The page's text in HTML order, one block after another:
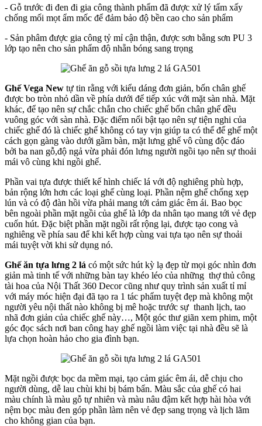
- Gỗ trước đi đen đi gia công thành phẩm đã được xử lý tẩm xấy
chống mối mọt ẩm mốc để đảm bảo độ bền cao cho sản phẩm
- Sản phâm được gia công tỷ mỉ cận thận, được sơn bằng sơn PU 3
lớp tạo nên cho sản phẩm độ nhẵn bóng sang trọng
Ghế Vega New tự tin rằng với kiểu dáng đơn giản, bốn chân ghế
được bo tròn nhỏ dần về phía dưới để tiếp xúc với mặt sàn nhà. Mặt
khác, để tạo nên sự chắc chắn cho chiếc ghế bốn chân ghế đều
vuông góc với sàn nhà. Đặc điểm nổi bật tạo nên sự tiện nghi của
chiếc ghế đó là chiếc ghế không có tay vịn giúp ta có thể để ghế một
cách gọn gàng vào dưới gầm bàn, mặt lưng ghế vô cùng độc đáo
bởi ba nan gỗ,độ ngả vừa phải đón lưng người ngồi tạo nên sự thoải
mái vô cùng khi ngồi ghế.
Phần vai tựa được thiết kế hình chiếc lá với độ nghiêng phù hợp,
bản rộng lớn hơn các loại ghế cùng loại. Phần nệm ghế chống xẹp
lún và có độ đàn hồi vừa phải mang tới cảm giác êm ái. Bao bọc
bên ngoài phần mặt ngồi của ghế là lớp da nhân tạo mang tới vẻ đẹp
cuốn hút. Đặc biệt phần mặt ngồi rất rộng lại, được tạo cong và
nghiêng về phía sau để khi kết hợp cùng vai tựa tạo nên sự thoải
mái tuyệt vời khi sử dụng nó.
Ghế ăn tựa lưng 2 lá có một sức hút kỳ lạ đẹp từ mọi góc nhìn đơn
giản mà tinh tế với những bàn tay khéo léo của những thợ thủ công
tài hoa của Nội Thất 360 Decor cũng như quy trình sản xuất tỉ mỉ
với máy móc hiện đại đã tạo ra 1 tác phẩm tuyệt đẹp mà không một
người yêu nội thất nào không bị mê hoặc trước sự thanh lịch, tao
nhã đơn giản của chiếc ghế này…, Một góc thư giãn xem phim, một
góc đọc sách nơi ban công hay ghế ngồi làm việc tại nhà đều sẽ là
lựa chọn hoàn hảo cho gia đình bạn.
Mặt ngồi được bọc da mềm mại, tạo cảm giác êm ái, dễ chịu cho
người dùng, dễ lau chùi khi bị bám bẩn. Màu sắc của ghế có hai
màu chính là màu gỗ tự nhiên và màu nâu đậm kết hợp hài hòa với
nệm bọc màu đen góp phần làm nên vẻ đẹp sang trọng và lịch lãm
cho không gian của bạn.